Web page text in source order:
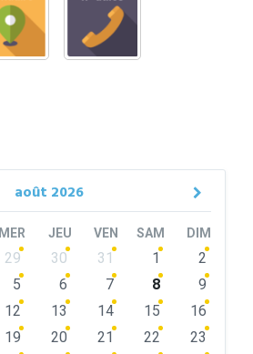
août 2026
MER JEU VEN SAM DIM
29 30 31 1
2
5 6 7 8
9
12 13 14 15
16
19 20 21 22
23